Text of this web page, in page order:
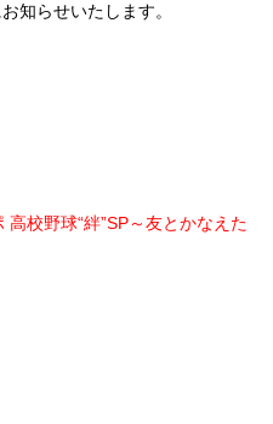
知らせいたします。
校野球“絆”SP～友とかなえた